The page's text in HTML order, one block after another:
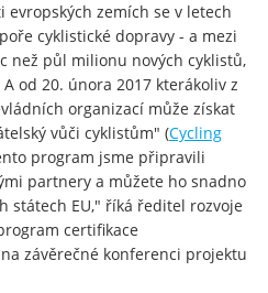
evropských zemích se v letech
cyklistické dopravy - a mezi
než půl milionu nových cyklistů,
od 20. února 2017 kterákoliv z
organizací může získat
vůči cyklistům" (Cycling
program jsme připravili
partnery a můžete ho snadno
státech EU," říká ředitel rozvoje
certifikace
závěrečné konferenci projektu